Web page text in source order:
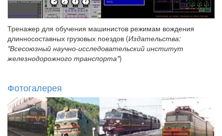
Тренажер для обучения машинистов режимам вождения
длинносоставных грузовых поездов (Издательства:
"Всесоюзный научно-исследовательский институт
железнодорожного транспорта")
Фотогалерея